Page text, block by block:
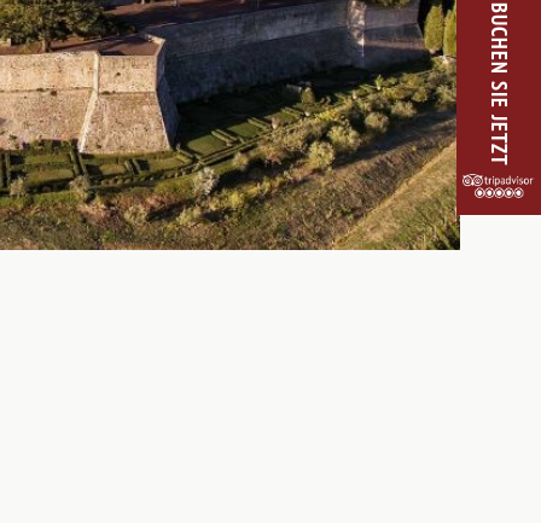
BUCHEN SIE JETZT